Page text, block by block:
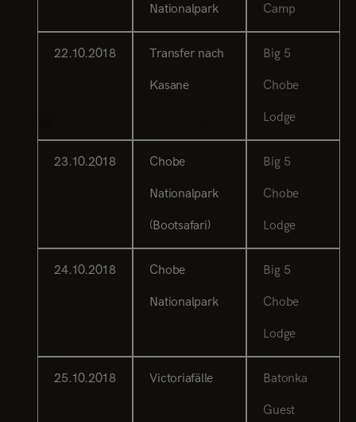
Nationalpark Camp
22.10.2018 Transfer nach
Kasane
Big 5
Chobe
Lodge
23.10.2018 Chobe
Nationalpark
(Bootsafari)
Big 5
Chobe
Lodge
24.10.2018 Chobe
Nationalpark
Big 5
Chobe
Lodge
25.10.2018 Victoriafälle Batonka
Guest